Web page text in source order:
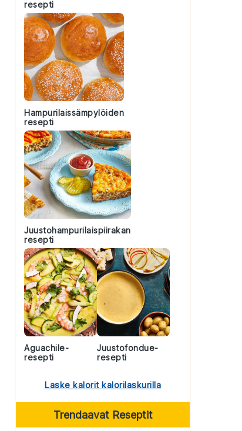
resepti
Hampurilaissämpylöiden
resepti
Juustohampurilaispiirakan
resepti
Aguachile-
resepti
Juustofondue-
resepti
Laske kalorit kalorilaskurilla
Trendaavat Reseptit